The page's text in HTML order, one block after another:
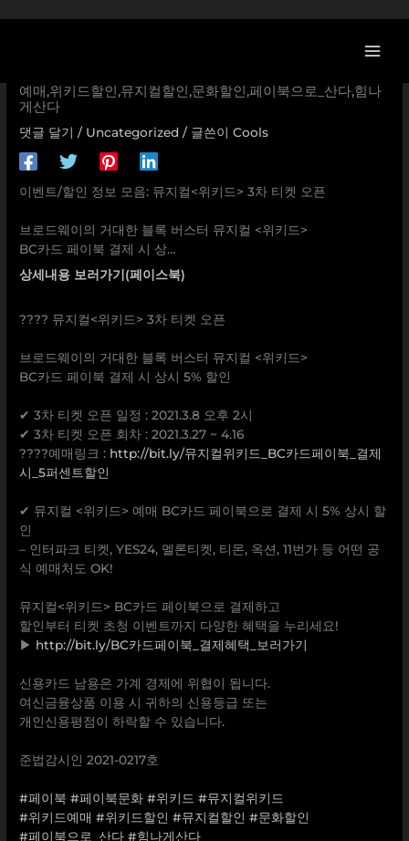
로
[BC카드 할인/이벤트] 뮤지컬<위키드> 3차 티켓 오픈 ㅤㅤ 브로드
웨이의 거대한 블록 버스터 뮤지컬 <위키드> BC카드 페이북
예매,위키드할인,뮤지컬할인,문화할인,페이북으로_산다,힘나
게산다
댓글 달기 / Uncategorized / 글쓴이Cools
이벤트/할인 정보 모음: 뮤지컬<위키드> 3차 티켓 오픈
브로드웨이의 거대한 블록 버스터 뮤지컬 <위키드>
BC카드 페이북 결제 시 상…
상세내용 보러가기(페이스북)
???? 뮤지컬<위키드> 3차 티켓 오픈
브로드웨이의 거대한 블록 버스터 뮤지컬 <위키드>
BC카드 페이북 결제 시 상시 5% 할인
✔ 3차 티켓 오픈 일정 : 2021.3.8 오후 2시
✔ 3차 티켓 오픈 회차 : 2021.3.27 ~ 4.16
????예매링크 : http://bit.ly/뮤지컬위키드_BC카드페이북_결제
시_5퍼센트할인
✔ 뮤지컬 <위키드> 예매 BC카드 페이북으로 결제 시 5% 상시 할
인
– 인터파크 티켓, YES24, 멜론티켓, 티몬, 옥션, 11번가 등 어떤 공
식 예매처도 OK!
뮤지컬<위키드> BC카드 페이북으로 결제하고
할인부터 티켓 초청 이벤트까지 다양한 혜택을 누리세요!
▶ http://bit.ly/BC카드페이북_결제혜택_보러가기
신용카드 남용은 가계 경제에 위협이 됩니다.
여신금융상품 이용 시 귀하의 신용등급 또는
개인신용평점이 하락할 수 있습니다.
준법감시인 2021-0217호
#페이북 #페이북문화 #위키드 #뮤지컬위키드
#위키드예매 #위키드할인 #뮤지컬할인 #문화할인
#페이북으로_산다 #힘나게산다